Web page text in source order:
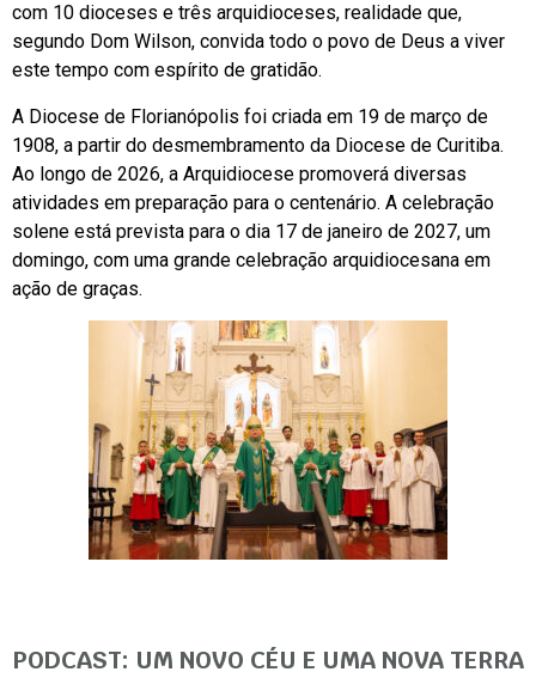
com 10 dioceses e três arquidioceses, realidade que,
segundo Dom Wilson, convida todo o povo de Deus a viver
este tempo com espírito de gratidão.
A Diocese de Florianópolis foi criada em 19 de março de
1908, a partir do desmembramento da Diocese de Curitiba.
Ao longo de 2026, a Arquidiocese promoverá diversas
atividades em preparação para o centenário. A celebração
solene está prevista para o dia 17 de janeiro de 2027, um
domingo, com uma grande celebração arquidiocesana em
ação de graças.
PODCAST: UM NOVO CÉU E UMA NOVA TERRA